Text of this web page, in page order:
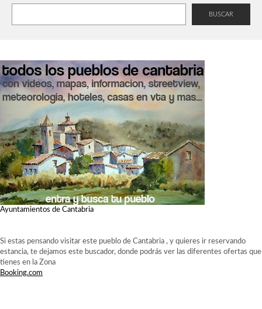
BUSCAR
Ayuntamientos de Cantabria
Si estas pensando visitar este pueblo de Cantabria , y quieres ir reservando
estancia, te dejamos este buscador, donde podrás ver las diferentes ofertas que
tienes en la Zona
Booking.com